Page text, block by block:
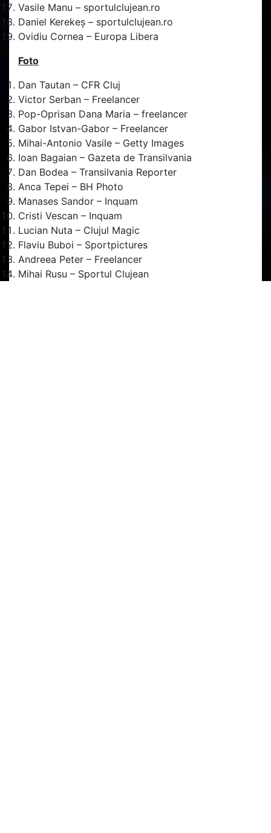
Vasile Manu – sportulclujean.ro
Daniel Kerekeș – sportulclujean.ro
Ovidiu Cornea – Europa Libera
Foto
Dan Tautan – CFR Cluj
Victor Serban – Freelancer
Pop-Oprisan Dana Maria – freelancer
Gabor Istvan-Gabor – Freelancer
Mihai-Antonio Vasile – Getty Images
Ioan Bagaian – Gazeta de Transilvania
Dan Bodea – Transilvania Reporter
Anca Tepei – BH Photo
Manases Sandor – Inquam
Cristi Vescan – Inquam
Lucian Nuta – Clujul Magic
Flaviu Buboi – Sportpictures
Andreea Peter – Freelancer
Mihai Rusu – Sportul Clujean